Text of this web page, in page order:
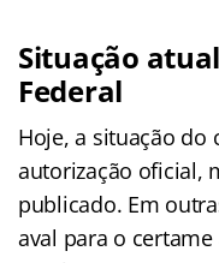
Situação
Federal
Hoje, a situação do
autorização oficial,
publicado. Em
aval para o